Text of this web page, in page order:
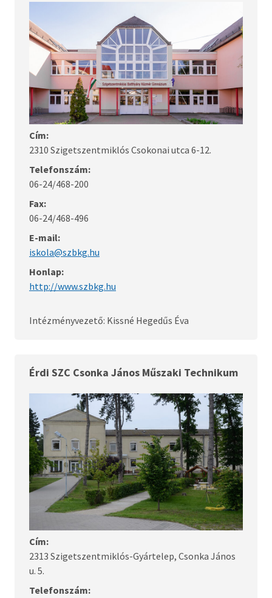
Cím:
2310 Szigetszentmiklós Csokonai utca 6-12.
Telefonszám:
06-24/468-200
Fax:
06-24/468-496
E-mail:
iskola@szbkg.hu
Honlap:
http://www.szbkg.hu
Intézményvezető: Kissné Hegedűs Éva
Érdi SZC Csonka János Műszaki Technikum
Cím:
2313 Szigetszentmiklós-Gyártelep, Csonka János
u. 5.
Telefonszám: